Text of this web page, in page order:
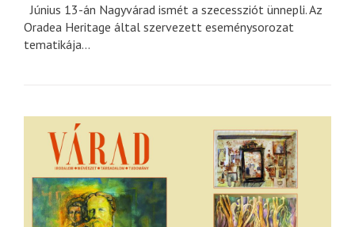
Június 13-án Nagyvárad ismét a szecessziót ünnepli. Az
Oradea Heritage által szervezett eseménysorozat
tematikája...